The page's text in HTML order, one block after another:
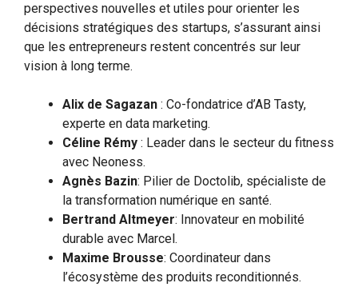
perspectives nouvelles et utiles pour orienter les
décisions stratégiques des startups, s’assurant ainsi
que les entrepreneurs restent concentrés sur leur
vision à long terme.
Alix de Sagazan : Co-fondatrice d’AB Tasty,
experte en data marketing.
Céline Rémy : Leader dans le secteur du fitness
avec Neoness.
Agnès Bazin: Pilier de Doctolib, spécialiste de
la transformation numérique en santé.
Bertrand Altmeyer: Innovateur en mobilité
durable avec Marcel.
Maxime Brousse: Coordinateur dans
l’écosystème des produits reconditionnés.